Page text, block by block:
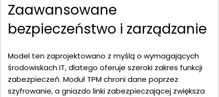
Zaawansowane
bezpieczeństwo i zarządzanie
Model ten zaprojektowano z myślą o wymagających
środowiskach IT, dlatego oferuje szeroki zakres funkcji
zabezpieczeń. Moduł TPM chroni dane poprzez
szyfrowanie, a gniazdo linki zabezpieczającej zwiększa